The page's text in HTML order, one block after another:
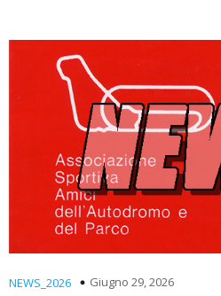
NEWS_2026 Giugno 29, 2026